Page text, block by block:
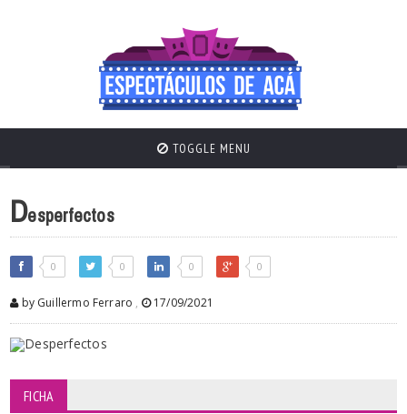
TOGGLE MENU
Desperfectos
0 0 0 0
by Guillermo Ferraro , 17/09/2021
FICHA